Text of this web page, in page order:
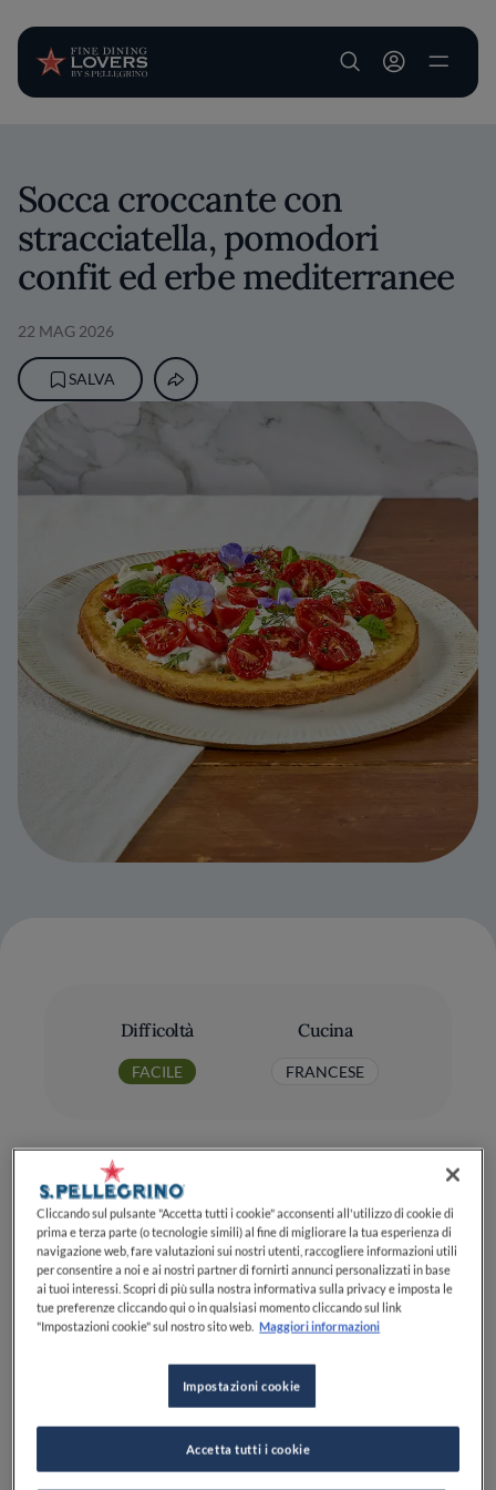
User account
Socca croccante con
stracciatella, pomodori
confit ed erbe mediterranee
22 MAG 2026
SALVA
Difficoltà
FACILE
Cucina
FRANCESE
Ingredienti
Farina di ceci: 200 g
Acqua: 600 ml
Stracciatella: 200 g
Pomodorini ciliegini (o datterini
gialli/rossi): 250 g
Cliccando sul pulsante "Accetta tutti i cookie" acconsenti all'utilizzo di cookie di
prima e terza parte (o tecnologie simili) al fine di migliorare la tua esperienza di
navigazione web, fare valutazioni sui nostri utenti, raccogliere informazioni utili
per consentire a noi e ai nostri partner di fornirti annunci personalizzati in base
ai tuoi interessi. Scopri di più sulla nostra informativa sulla privacy e imposta le
tue preferenze cliccando qui o in qualsiasi momento cliccando sul link
"Impostazioni cookie" sul nostro sito web. Maggiori informazioni
Impostazioni cookie
Accetta tutti i cookie